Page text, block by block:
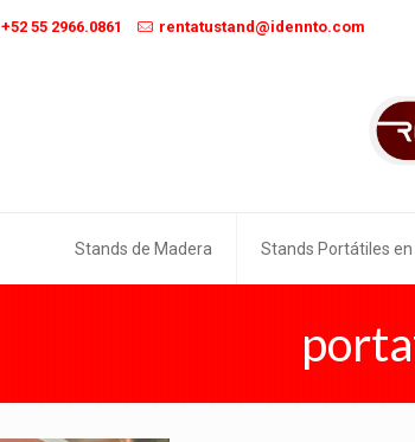
+52 55 2966.0861 rentatustand@idennto.com
Stands de Madera Stands Portátiles